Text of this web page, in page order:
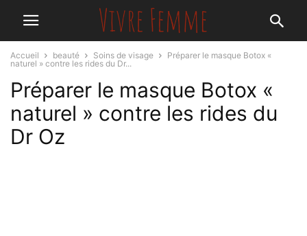
Accueil beauté Soins de visage
Préparer le masque Botox «
naturel » contre les rides du Dr...
Préparer le masque Botox «
naturel » contre les rides du
Dr Oz